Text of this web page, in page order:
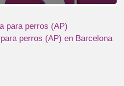
para perros (AP)
perros (AP) en Barcelona